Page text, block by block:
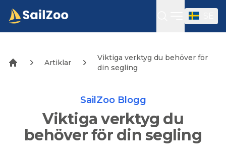
Öppna
Artiklar
Viktiga verktyg du behöver för
din segling
SailZoo Blogg
Viktiga verktyg du
behöver för din segling